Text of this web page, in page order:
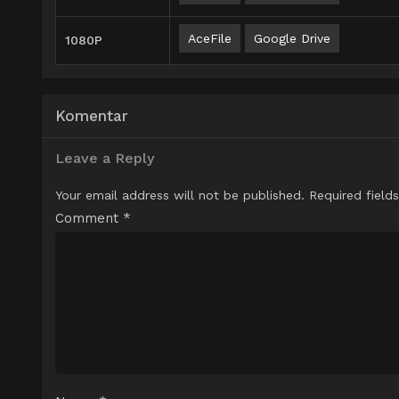
1080P AceFile Google Drive
Komentar
Leave a Reply
Your email address will not be published. Required
Comment *